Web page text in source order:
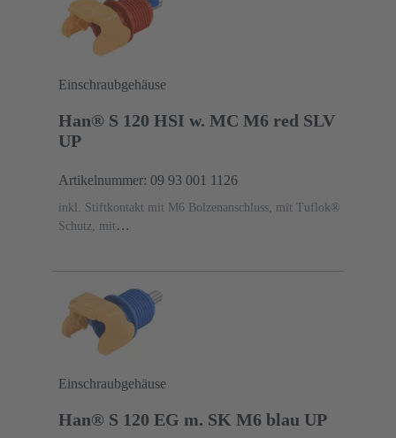
Einschraubgehäuse
Han® S 120 HSI w. MC M6 red SLV
UP
Artikelnummer: 09 93 001 1126
inkl. Stiftkontakt mit M6 Bolzenanschluss, mit Tuflok®
Schutz, mit
Einschraubgehäuse
Han® S 120 EG m. SK M6 blau UP